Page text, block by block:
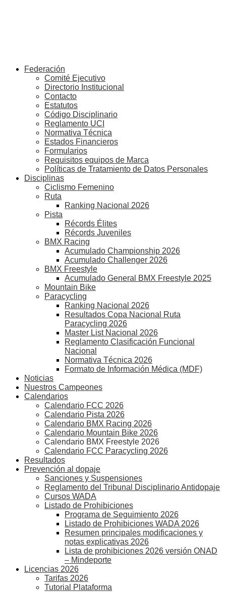
Federación
Comité Ejecutivo
Directorio Institucional
Contacto
Estatutos
Código Disciplinario
Reglamento UCI
Normativa Técnica
Estados Financieros
Formularios
Requisitos equipos de Marca
Políticas de Tratamiento de Datos Personales
Disciplinas
Ciclismo Femenino
Ruta
Ranking Nacional 2026
Pista
Récords Élites
Récords Juveniles
BMX Racing
Acumulado Championship 2026
Acumulado Challenger 2026
BMX Freestyle
Acumulado General BMX Freestyle 2025
Mountain Bike
Paracycling
Ranking Nacional 2026
Resultados Copa Nacional Ruta
Paracycling 2026
Master List Nacional 2026
Reglamento Clasificación Funcional
Nacional
Normativa Técnica 2026
Formato de Información Médica (MDF)
Noticias
Nuestros Campeones
Calendarios
Calendario FCC 2026
Calendario Pista 2026
Calendario BMX Racing 2026
Calendario Mountain Bike 2026
Calendario BMX Freestyle 2026
Calendario FCC Paracycling 2026
Resultados
Prevención al dopaje
Sanciones y Suspensiones
Reglamento del Tribunal Disciplinario Antidopaje
Cursos WADA
Listado de Prohibiciones
Programa de Seguimiento 2026
Listado de Prohibiciones WADA 2026
Resumen principales modificaciones y
notas explicativas 2026
Lista de prohibiciones 2026 versión ONAD
– Mindeporte
Licencias 2026
Tarifas 2026
Tutorial Plataforma